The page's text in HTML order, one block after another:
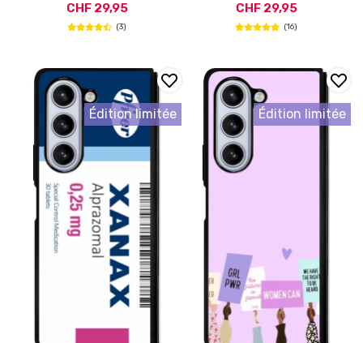
CHF 29,95
(3)
CHF 29,95
(16)
Édition limitée Édition limitée